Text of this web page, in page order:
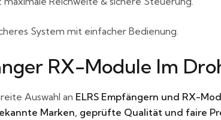
System mit einfacher Bedienung.
RX-Module Im
Auswahl an ELRS Empfängern und RX-
Marken, geprüfte Qualität und faire